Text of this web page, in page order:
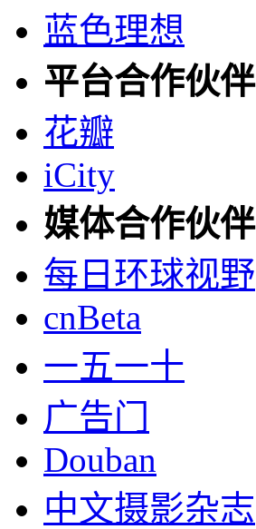
蓝色理想
平台合作伙伴
花瓣
iCity
媒体合作伙伴
每日环球视野
cnBeta
一五一十
广告门
Douban
中文摄影杂志